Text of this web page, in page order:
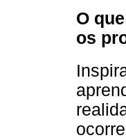
O
os